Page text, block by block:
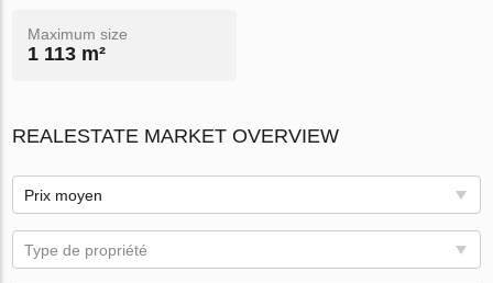
Maximum size
1 113 m²
REALESTATE MARKET OVERVIEW
Prix ​​moyen
Type de propriété